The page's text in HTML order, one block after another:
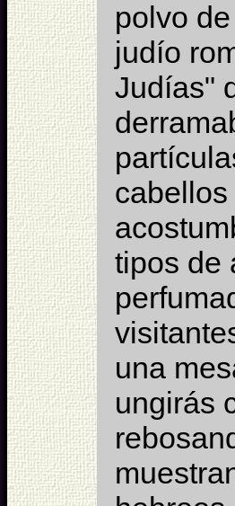
polvo
judío
Judías"
tipos de
una
ungirás